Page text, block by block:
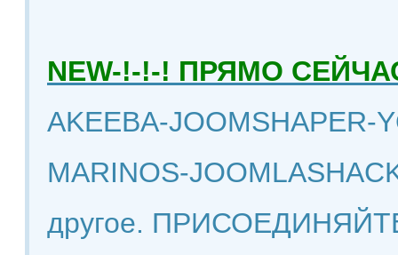
NEW-!-!-! ПРЯМО
AKEEBA-JOOMSHAPER-
MARINOS-
другое.